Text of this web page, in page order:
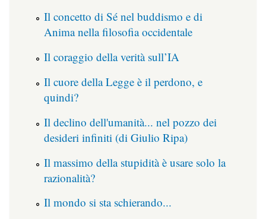
Il concetto di Sé nel buddismo e di
Anima nella filosofia occidentale
Il coraggio della verità sull’IA
Il cuore della Legge è il perdono, e
quindi?
Il declino dell'umanità... nel pozzo dei
desideri infiniti (di Giulio Ripa)
Il massimo della stupidità è usare solo la
razionalità?
Il mondo si sta schierando...